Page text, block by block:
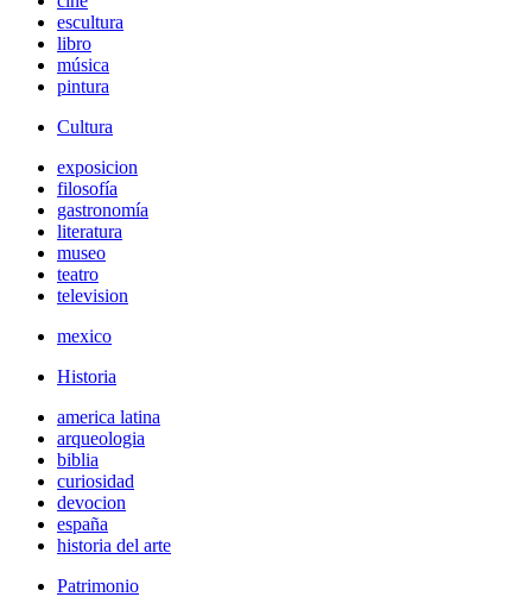
escultura
libro
música
pintura
Cultura
exposicion
filosofía
gastronomía
literatura
museo
teatro
television
mexico
Historia
america latina
arqueologia
biblia
curiosidad
devocion
españa
historia del arte
Patrimonio